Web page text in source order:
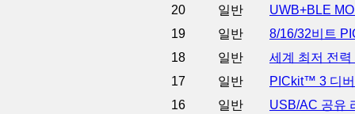
20
일반
UWB+BLE
19
일반
8/16/32비트
18
일반
세계 최저 전
17
일반
PICkit™ 3 디
16
일반
USB/AC 공유